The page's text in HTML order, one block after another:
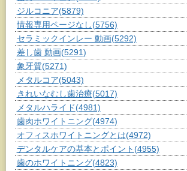
ジルコニア(5879)
情報専用ページなし(5756)
セラミックインレー 動画(5292)
差し歯 動画(5291)
象牙質(5271)
メタルコア(5043)
きれいなむし歯治療(5017)
メタルハライド(4981)
歯肉ホワイトニング(4974)
オフィスホワイトニングとは(4972)
デンタルケアの基本とポイント (4955)
歯のホワイトニング(4823)